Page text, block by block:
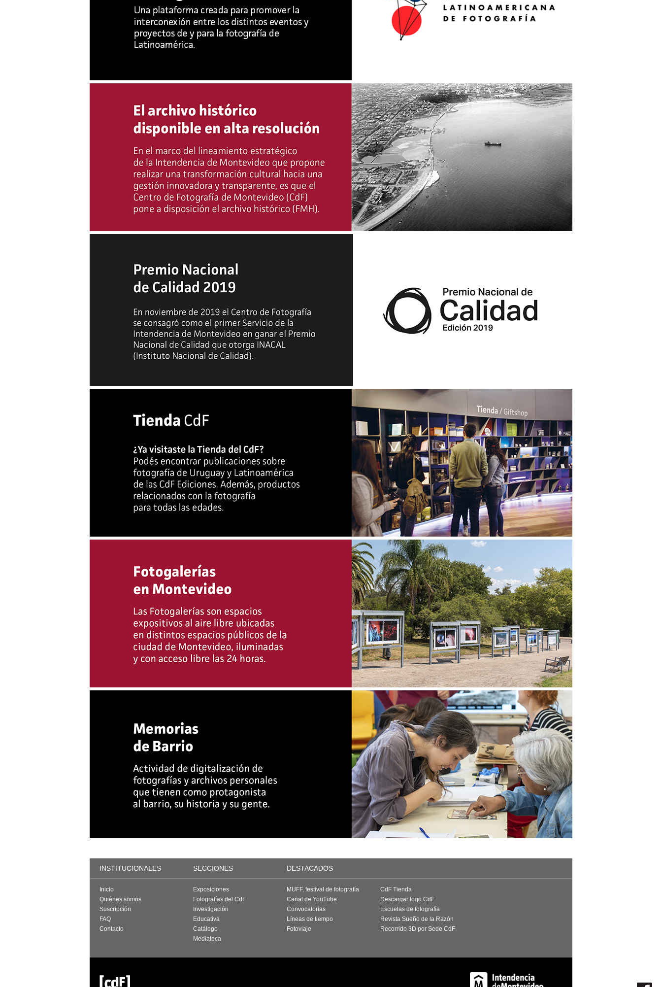
INSTITUCIONALES SECCIONES DESTACADOS
Inicio
Quiénes somos
Suscripción
FAQ
Contacto
Exposiciones
Fotografías del CdF
Investigación
Educativa
Catálogo
Mediateca
MUFF, festival de fotografía
Canal de YouTube
Convocatorias
Líneas de tiempo
Fotoviaje
CdF Tienda
Descargar logo CdF
Escuelas de fotografía
Revista Sueño de la Razón
Recorrido 3D por Sede CdF